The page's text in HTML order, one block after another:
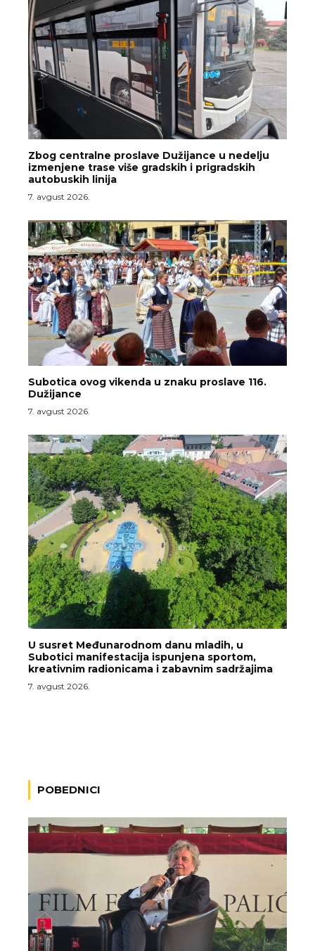
Zbog centralne proslave Dužijance u nedelju
izmenjene trase više gradskih i prigradskih
autobuskih linija
7. avgust 2026.
Subotica ovog vikenda u znaku proslave 116.
Dužijance
7. avgust 2026.
U susret Međunarodnom danu mladih, u
Subotici manifestacija ispunjena sportom,
kreativnim radionicama i zabavnim sadržajima
7. avgust 2026.
POBEDNICI